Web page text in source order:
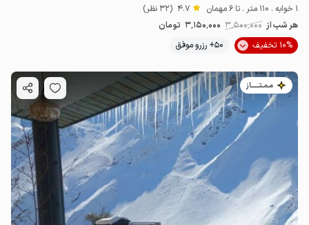
1 خوابه . 110 متر . تا 6 مهمان 4.7 (32 نظر)
هر شب از 3٬500٬000 3٬150٬000 تومان
10% تخفیف
50+ رزرو موفق
مـمـتــــــاز